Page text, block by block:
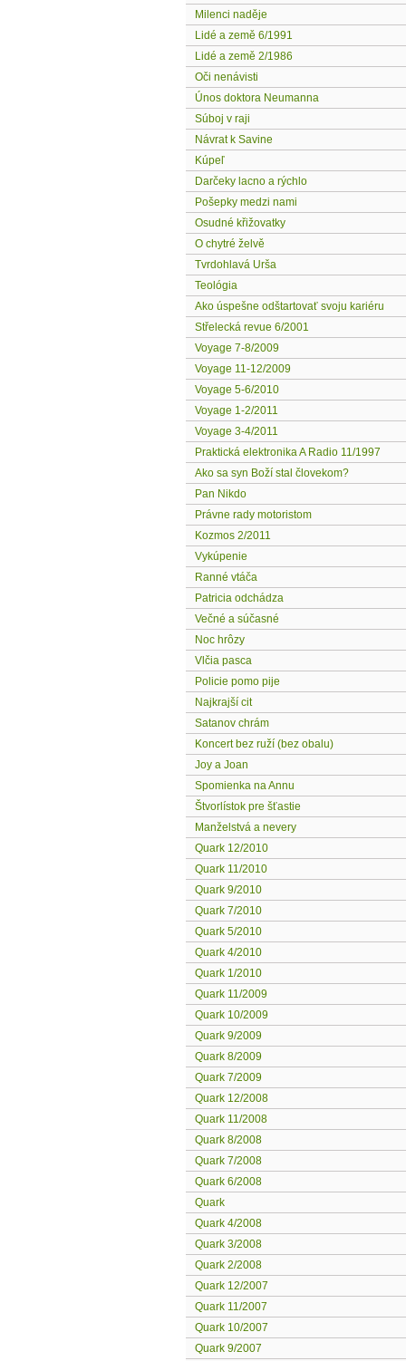
Milenci naděje
Lidé a země 6/1991
Lidé a země 2/1986
Oči nenávisti
Únos doktora Neumanna
Súboj v raji
Návrat k Savine
Kúpeľ
Darčeky lacno a rýchlo
Pošepky medzi nami
Osudné křižovatky
O chytré želvě
Tvrdohlavá Urša
Teológia
Ako úspešne odštartovať svoju kariéru
Střelecká revue 6/2001
Voyage 7-8/2009
Voyage 11-12/2009
Voyage 5-6/2010
Voyage 1-2/2011
Voyage 3-4/2011
Praktická elektronika A Radio 11/1997
Ako sa syn Boží stal človekom?
Pan Nikdo
Právne rady motoristom
Kozmos 2/2011
Vykúpenie
Ranné vtáča
Patricia odchádza
Večné a súčasné
Noc hrôzy
Vlčia pasca
Policie pomo pije
Najkrajší cit
Satanov chrám
Koncert bez ruží (bez obalu)
Joy a Joan
Spomienka na Annu
Štvorlístok pre šťastie
Manželstvá a nevery
Quark 12/2010
Quark 11/2010
Quark 9/2010
Quark 7/2010
Quark 5/2010
Quark 4/2010
Quark 1/2010
Quark 11/2009
Quark 10/2009
Quark 9/2009
Quark 8/2009
Quark 7/2009
Quark 12/2008
Quark 11/2008
Quark 8/2008
Quark 7/2008
Quark 6/2008
Quark
Quark 4/2008
Quark 3/2008
Quark 2/2008
Quark 12/2007
Quark 11/2007
Quark 10/2007
Quark 9/2007